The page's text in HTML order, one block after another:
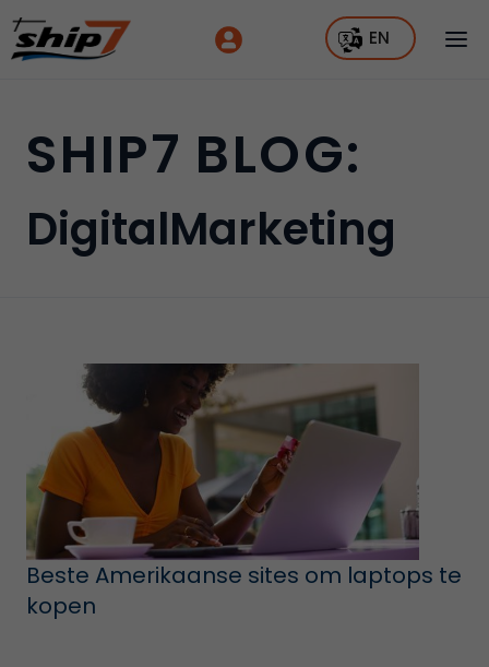
EN
SHIP7 BLOG:
DigitalMarketing
Beste Amerikaanse sites om laptops te
kopen